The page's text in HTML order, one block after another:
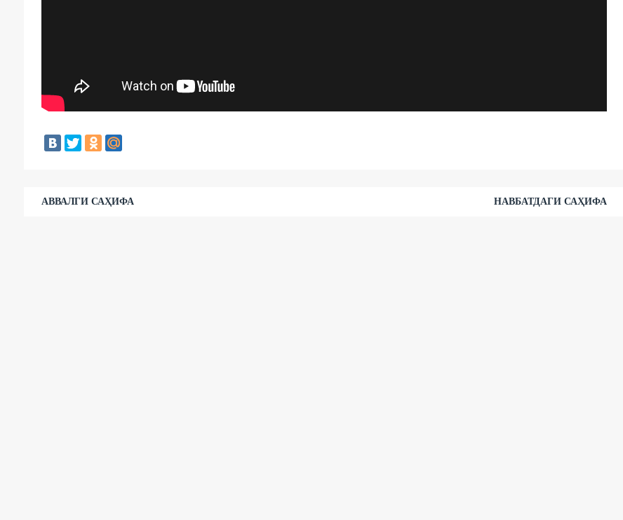
АВВАЛГИ САҲИФА НАВБАТДАГИ САҲИФА